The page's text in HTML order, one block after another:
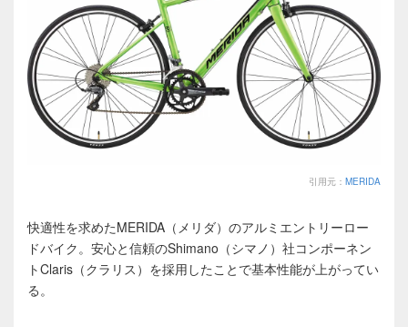
引用元： MERIDA
快適性を求めたMERIDA（メリダ）のアルミエントリーロー
ドバイク。安心と信頼のShimano（シマノ）社コンポーネン
トClaris（クラリス）を採用したことで基本性能が上がってい
る。